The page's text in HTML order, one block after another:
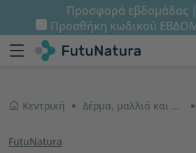
Προσφορά εβδομάδας
Προσθήκη κωδικού
Κεντρική Δέρμα, μαλλιά και νύχια
FutuNatura